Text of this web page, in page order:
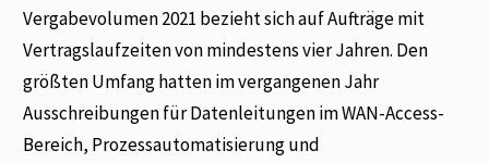
Vergabevolumen 2021 bezieht sich auf Aufträge mit
Vertragslaufzeiten von mindestens vier Jahren. Den
größten Umfang hatten im vergangenen Jahr
Ausschreibungen für Datenleitungen im WAN-Access-
Bereich, Prozessautomatisierung und